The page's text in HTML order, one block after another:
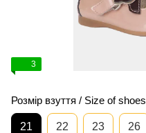
3
Розмір взуття / Size of shoes
21 22 23 26